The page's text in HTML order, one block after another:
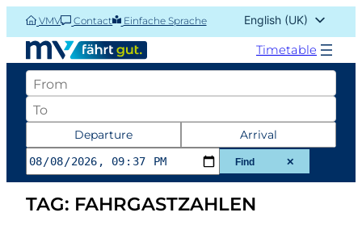
Skip
content
VMV Contact Einfache Sprache
English (UK)
Deutsch
Timetable
AbfahrtsortDeparture Arrival
und
Zeit
der
Find ✕
TAG: FAHRGASTZAHLEN